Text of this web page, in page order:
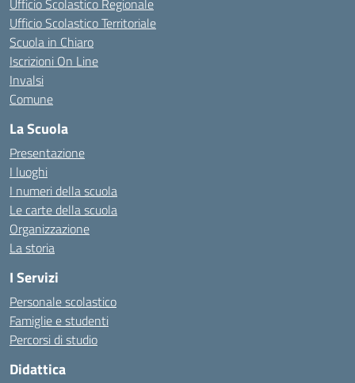
Ufficio Scolastico Regionale
Ufficio Scolastico Territoriale
Scuola in Chiaro
Iscrizioni On Line
Invalsi
Comune
La Scuola
Presentazione
I luoghi
I numeri della scuola
Le carte della scuola
Organizzazione
La storia
I Servizi
Personale scolastico
Famiglie e studenti
Percorsi di studio
Didattica